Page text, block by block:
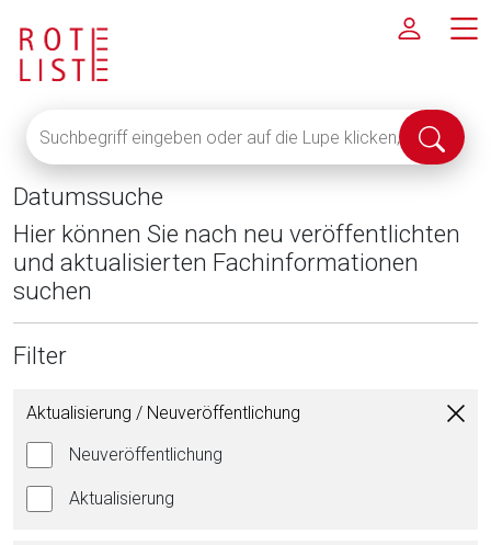
eingeben
oder
auf
die
Lupe
klicken,
um
Fachinformationen
Suche
Datumssuche
Hier können Sie nach neu veröffentlichten
und aktualisierten Fachinformationen
suchen
Filter
Aktualisierung / Neuveröffentlichung
Neuveröffentlichung
Aktualisierung